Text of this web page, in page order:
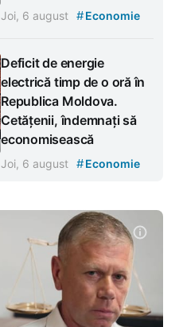
Joi, 6 august #Economie
Deficit de energie
electrică timp de o oră în
Republica Moldova.
Cetățenii, îndemnați să
economisească
Joi, 6 august #Economie